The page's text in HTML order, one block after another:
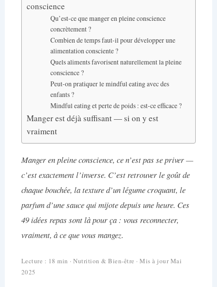
conscience
Qu’est-ce que manger en pleine conscience
concrètement ?
Combien de temps faut-il pour développer une
alimentation consciente ?
Quels aliments favorisent naturellement la pleine
conscience ?
Peut-on pratiquer le mindful eating avec des
enfants ?
Mindful eating et perte de poids : est-ce efficace ?
Manger est déjà suffisant — si on y est
vraiment
Manger en pleine conscience, ce n’est pas se priver —
c’est exactement l’inverse. C’est retrouver le goût de
chaque bouchée, la texture d’un légume croquant, le
parfum d’une sauce qui mijote depuis une heure. Ces
49 idées repas sont là pour ça : vous reconnecter,
vraiment, à ce que vous mangez.
Lecture : 18 min · Nutrition & Bien-être · Mis à jour Mai
2025